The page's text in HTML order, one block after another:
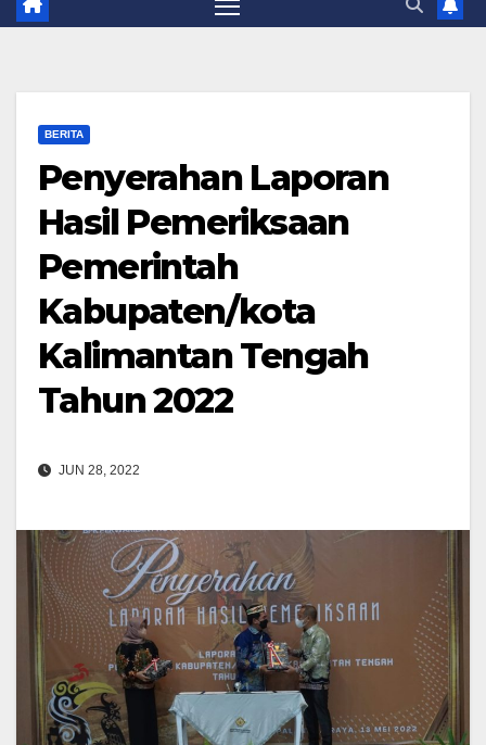
BERITA
Penyerahan Laporan
Hasil Pemeriksaan
Pemerintah
Kabupaten/kota
Kalimantan Tengah
Tahun 2022
JUN 28, 2022